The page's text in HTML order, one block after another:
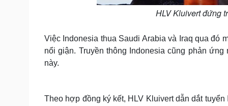
HLV Kluivert đứng
Việc Indonesia thua Saudi Arabia và Iraq qua đó
nổi giận. Truyền thông Indonesia cũng phản
này.
Theo hợp đồng ký kết, HLV Kluivert dẫn dắt